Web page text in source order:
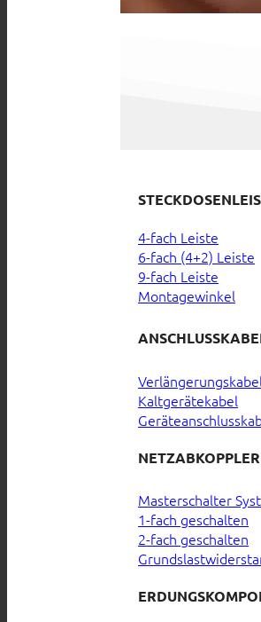
4-fach Leiste
6-fach (4+2) Leiste
9-fach Leiste
Montagewinkel
Verlängerungskabel
Kaltgerätekabel
NETZABKOPPLER
Masterschalter
1-fach geschalten
2-fach geschalten